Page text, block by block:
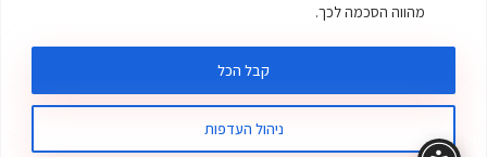
מהווה הסכמה לכך.
ניהול העדפות
קבל הכל
מרקים
© כל הזכויות שמורות לענת אלישע | עיצוב ובניית אתר